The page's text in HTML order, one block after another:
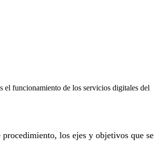
el funcionamiento de los servicios digitales del
los ejes y objetivos que se